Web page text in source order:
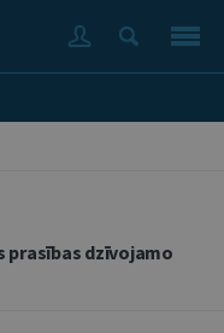
prasības dzīvojamo